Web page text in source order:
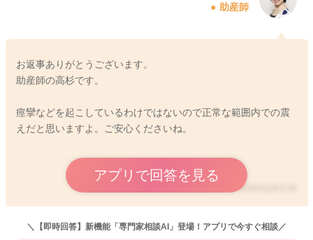
助産師
お返事ありがとうございます。
助産師の高杉です。
痙攣などを起こしているわけではないので正常な範囲内での震
えだと思いますよ。ご安心くださいね。
アプリで回答を見る
2020/11/9 8:16
＼【即時回答】新機能「専門家相談AI」登場！アプリで今すぐ相談／